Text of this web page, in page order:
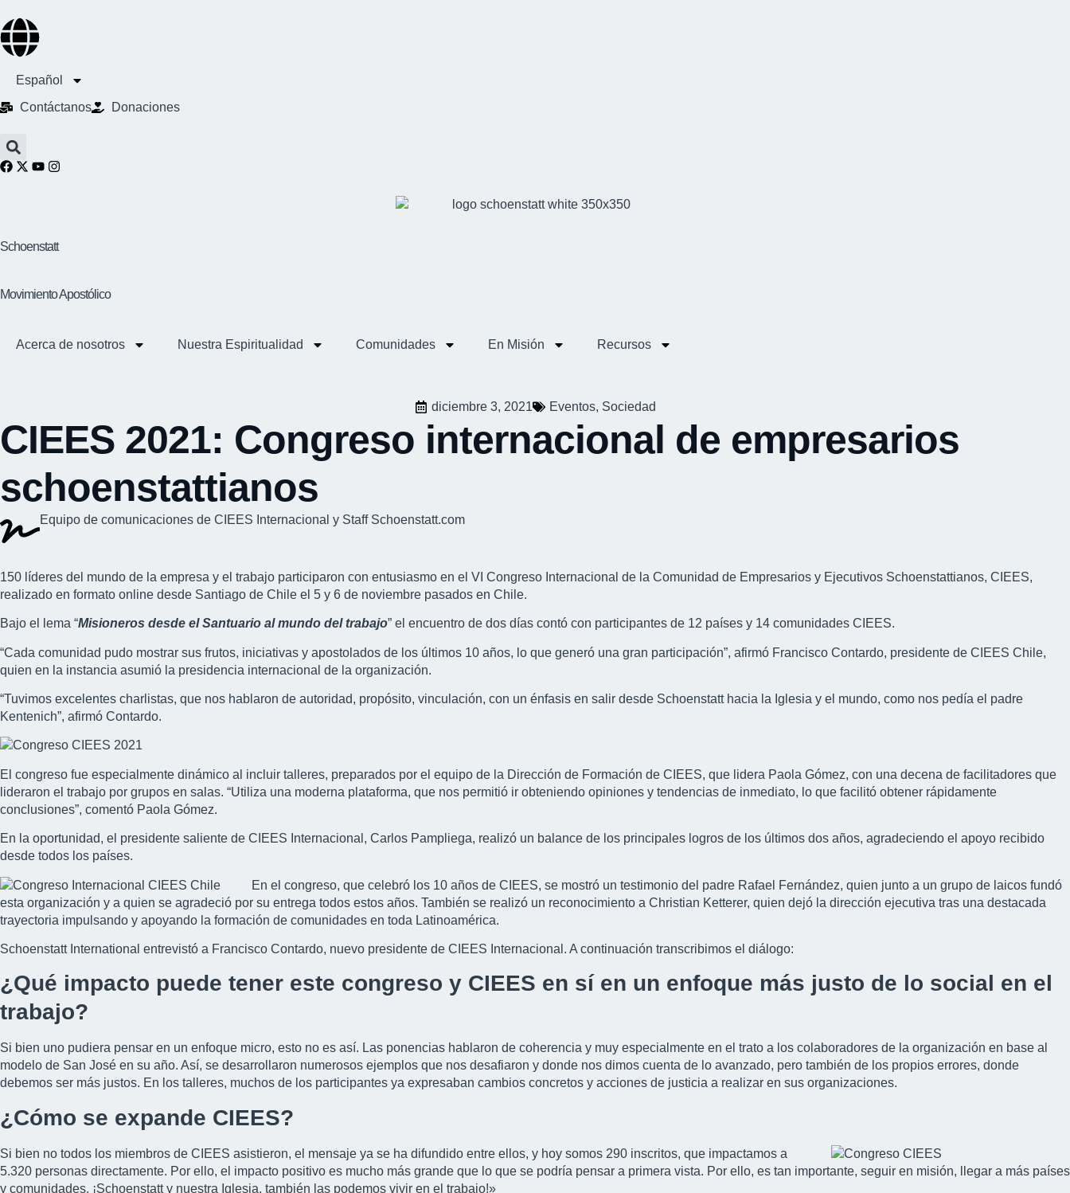
Español
Contáctanos
Donaciones
Schoenstatt
Movimiento Apostólico
Acerca de nosotros Nuestra Espiritualidad Comunidades En Misión Recursos
diciembre 3, 2021 Eventos, Sociedad
CIEES 2021: Congreso internacional de empresarios
schoenstattianos
Equipo de comunicaciones de CIEES Internacional y Staff Schoenstatt.com
150 líderes del mundo de la empresa y el trabajo participaron con entusiasmo en el VI Congreso Internacional de la Comunidad de Empresarios y Ejecutivos Schoenstattianos, CIEES,
realizado en formato online desde Santiago de Chile el 5 y 6 de noviembre pasados en Chile.
Bajo el lema “Misioneros desde el Santuario al mundo del trabajo” el encuentro de dos días contó con participantes de 12 países y 14 comunidades CIEES.
“Cada comunidad pudo mostrar sus frutos, iniciativas y apostolados de los últimos 10 años, lo que generó una gran participación”, afirmó Francisco Contardo, presidente de CIEES Chile,
quien en la instancia asumió la presidencia internacional de la organización.
“Tuvimos excelentes charlistas, que nos hablaron de autoridad, propósito, vinculación, con un énfasis en salir desde Schoenstatt hacia la Iglesia y el mundo, como nos pedía el padre
Kentenich”, afirmó Contardo.
El congreso fue especialmente dinámico al incluir talleres, preparados por el equipo de la Dirección de Formación de CIEES, que lidera Paola Gómez, con una decena de facilitadores que
lideraron el trabajo por grupos en salas. “Utiliza una moderna plataforma, que nos permitió ir obteniendo opiniones y tendencias de inmediato, lo que facilitó obtener rápidamente
conclusiones”, comentó Paola Gómez.
En la oportunidad, el presidente saliente de CIEES Internacional, Carlos Pampliega, realizó un balance de los principales logros de los últimos dos años, agradeciendo el apoyo recibido
desde todos los países.
En el congreso, que celebró los 10 años de CIEES, se mostró un testimonio del padre Rafael Fernández, quien junto a un grupo de laicos fundó
esta organización y a quien se agradeció por su entrega todos estos años. También se realizó un reconocimiento a Christian Ketterer, quien dejó la dirección ejecutiva tras una destacada
trayectoria impulsando y apoyando la formación de comunidades en toda Latinoamérica.
Schoenstatt International entrevistó a Francisco Contardo, nuevo presidente de CIEES Internacional. A continuación transcribimos el diálogo:
¿Qué impacto puede tener este congreso y CIEES en sí en un enfoque más justo de lo social en el
trabajo?
Si bien uno pudiera pensar en un enfoque micro, esto no es así. Las ponencias hablaron de coherencia y muy especialmente en el trato a los colaboradores de la organización en base al
modelo de San José en su año. Así, se desarrollaron numerosos ejemplos que nos desafiaron y donde nos dimos cuenta de lo avanzado, pero también de los propios errores, donde
debemos ser más justos. En los talleres, muchos de los participantes ya expresaban cambios concretos y acciones de justicia a realizar en sus organizaciones.
¿Cómo se expande CIEES?
Si bien no todos los miembros de CIEES asistieron, el mensaje ya se ha difundido entre ellos, y hoy somos 290 inscritos, que impactamos a
5.320 personas directamente. Por ello, el impacto positivo es mucho más grande que lo que se podría pensar a primera vista. Por ello, es tan importante, seguir en misión, llegar a más países
y comunidades. ¡Schoenstatt y nuestra Iglesia, también las podemos vivir en el trabajo!»